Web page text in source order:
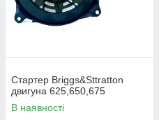
Стартер Briggs&Sttratton
двигуна 625,650,675
В наявності